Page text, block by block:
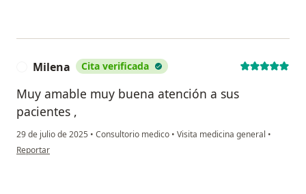
Milena Cita verificada
Muy amable muy buena atención a sus
pacientes ,
29 de julio de 2025 • Consultorio medico • Visita medicina general •
en opinión del usuario Milena
Reportar